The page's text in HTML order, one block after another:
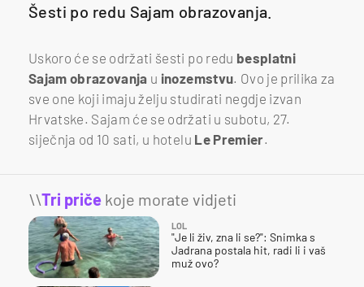
Šesti po redu Sajam obrazovanja.
Uskoro će se održati šesti po redu besplatni
Sajam obrazovanja u inozemstvu. Ovo je prilika za
sve one koji imaju želju studirati negdje izvan
Hrvatske. Sajam će se održati u subotu, 27.
siječnja od 10 sati, u hotelu Le Premier.
\\Tri priče koje morate vidjeti
LOL
"Je li živ, zna li se?": Snimka s
Jadrana postala hit, radi li i vaš
muž ovo?